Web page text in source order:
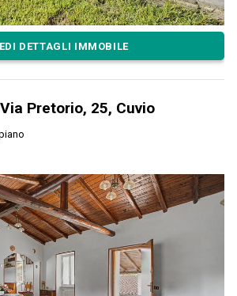
DETTAGLI IMMOBILE
Pretorio, 25, Cuvio